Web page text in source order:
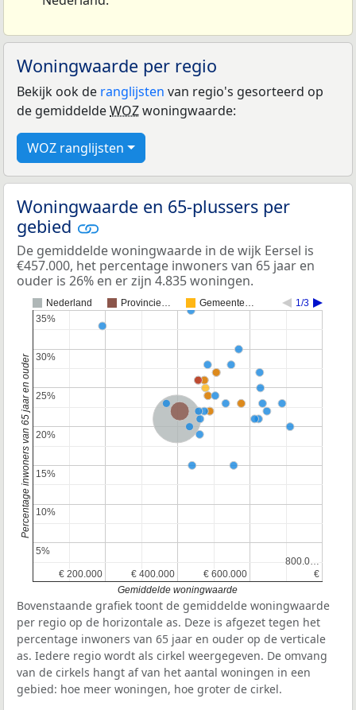
Woningwaarde per regio
Bekijk ook de ranglijsten van regio's gesorteerd op
de gemiddeldeWOZwoningwaarde:
WOZ ranglijsten
Woningwaarde en 65-plussers per
gebied
De gemiddelde woningwaarde in de wijk Eersel is
€457.000, het percentage inwoners van 65 jaar en
ouder is 26% en er zijn 4.835 woningen.
Nederland Provincie… Gemeente… 1/3
Nederland
Provincie Noord-Brabant
€ 200.000
€ 200.000 € 400.000
€ 400.000 € 600.000
€ 600.000 €
€
800.0…
800.0…
5%
5%
10%
10%
15%
15%
20%
20%
25%
25%
30%
30%
35%
35%
Gemiddelde woningwaarde
Percentage inwoners van 65 jaar en ouder
Bovenstaande grafiek toont de gemiddelde woningwaarde
per regio op de horizontale as. Deze is afgezet tegen het
percentage inwoners van 65 jaar en ouder op de verticale
as. Iedere regio wordt als cirkel weergegeven. De omvang
van de cirkels hangt af van het aantal woningen in een
gebied: hoe meer woningen, hoe groter de cirkel.